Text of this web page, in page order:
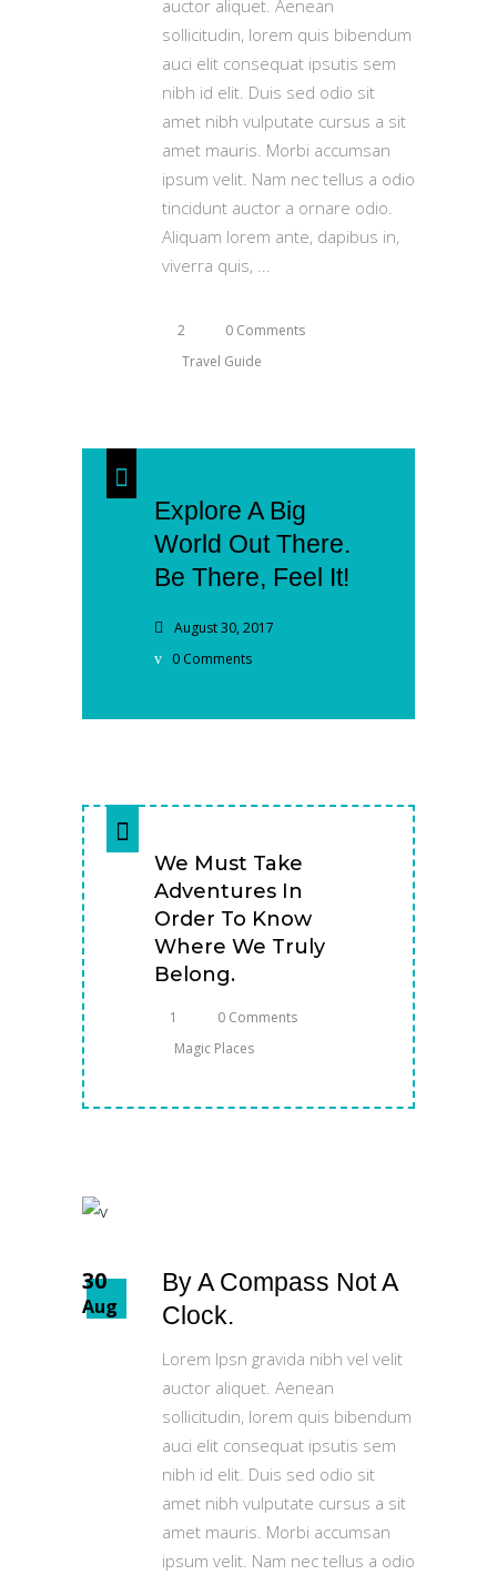
auctor aliquet. Aenean
sollicitudin, lorem quis bibendum
auci elit consequat ipsutis sem
nibh id elit. Duis sed odio sit
amet nibh vulputate cursus a sit
amet mauris. Morbi accumsan
ipsum velit. Nam nec tellus a odio
tincidunt auctor a ornare odio.
Aliquam lorem ante, dapibus in,
viverra quis,
2
0 Comments
Travel Guide
Explore A Big
World Out There.
Be There, Feel It!
August 30, 2017
0 Comments
We Must Take
Adventures In
Order To Know
Where We Truly
Belong.
1
0 Comments
Magic Places
30
Aug
By A Compass Not A
Clock.
Lorem Ipsn gravida nibh vel velit
auctor aliquet. Aenean
sollicitudin, lorem quis bibendum
auci elit consequat ipsutis sem
nibh id elit. Duis sed odio sit
amet nibh vulputate cursus a sit
amet mauris. Morbi accumsan
ipsum velit. Nam nec tellus a odio